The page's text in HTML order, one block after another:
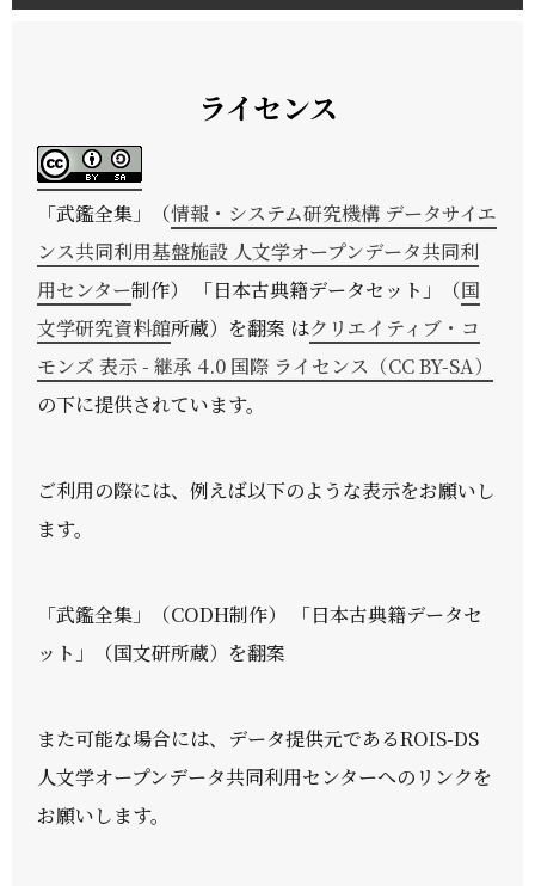
ライセンス
「武鑑全集 」（情報・システム研究機構 データサイエ
ンス共同利用基盤施設 人文学オープンデータ共同利
用センター制作） 「日本古典籍データセット」（国
文学研究資料館所蔵）を翻案 はクリエイティブ・コ
モンズ 表示 - 継承 4.0 国際 ライセンス（CC BY-SA）
の下に提供されています。
ご利用の際には、例えば以下のような表示をお願いし
ます。
「武鑑全集」（CODH制作） 「日本古典籍データセ
ット」（国文研所蔵）を翻案
また可能な場合には、データ提供元であるROIS-DS
人文学オープンデータ共同利用センターへのリンクを
お願いします。